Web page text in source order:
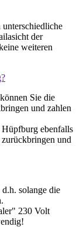
der
weiteren
Sie die
und zahlen
ebenfalls
und
solange die
230 Volt